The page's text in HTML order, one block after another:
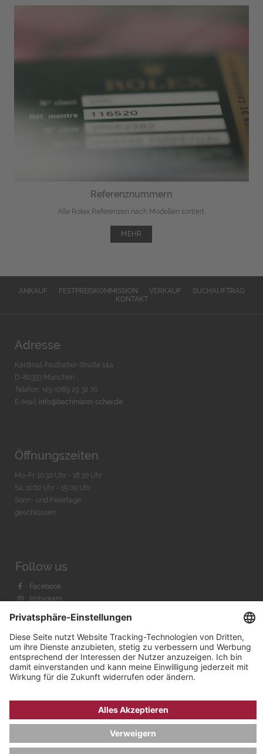
Referenznummern
Alle Rolex Referenzen nach Modellen sortiert.
MEHR
ANKAUF FESTPREISKOMMISSION VERKAUF
SUCHAUFTRAG
KONTAKT
Adresse
Kardinal-Faulhaber-Straße 14a
D-80333 München
Telefon: +49 (0)89 29 32 70
E-Mail: info@bachmann-scher.de
Öffnungszeiten
Mo-Fr. 10:30 Uhr - 18:30 Uhr
Sa. 11:00 Uhr - 15.00 Uhr
Sonn- und Feiertage
geschlossen
Follow us
Facebook
Instagram
© 2026 byBachmann & Scher GmbH / Watchandco GmbH
IMPRESSUM
AGB & WIDERRUF
COOKIE-EINSTELLUNGEN